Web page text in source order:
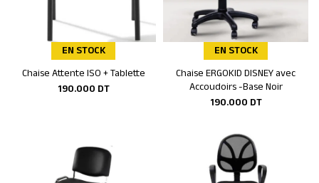
EN STOCK
Ajouter au panier
Chaise Attente ISO + Tablette
190.000 DT
EN STOCK
Ajouter au panier
Chaise ERGOKID DISNEY avec
Accoudoirs -Base Noir
190.000 DT